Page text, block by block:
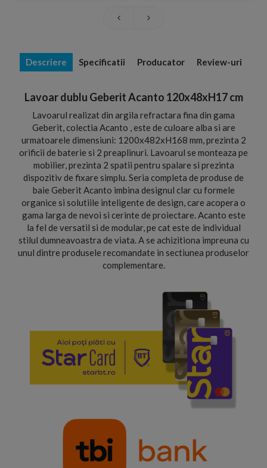
Descriere Specificatii Producator Review-uri
Lavoar dublu Geberit Acanto 120x48xH17 cm
Lavoarul realizat din argila refractara fina din gama
Geberit, colectia Acanto , este de culoare alba si are
urmatoarele dimensiuni: 1200x482xH168 mm, prezinta 2
orificii de baterie si 2 preaplinuri. Lavoarul se monteaza pe
mobilier, prezinta 2 spatii pentru spalare si prezinta
dispozitiv de fixare simplu. Seria completa de produse de
baie Geberit Acanto imbina designul clar cu formele
organice si solutiile inteligente de design, care acopera o
gama larga de nevoi si cerinte de proiectare. Acanto este
la fel de versatil si de modular, pe cat este de individual
stilul dumneavoastra de viata. A se achizitiona impreuna cu
unul dintre produsele recomandate in sectiunea produselor
complementare.